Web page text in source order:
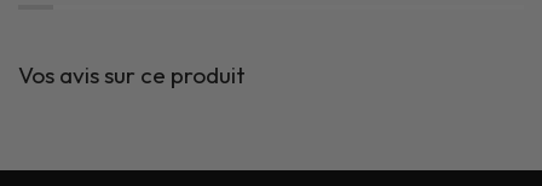
Vos avis sur ce produit